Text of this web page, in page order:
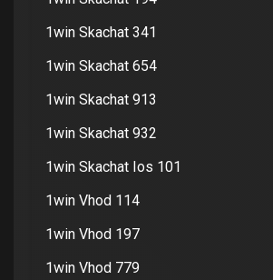
1win Skachat 341
1win Skachat 654
1win Skachat 913
1win Skachat 932
1win Skachat Ios 101
1win Vhod 114
1win Vhod 197
1win Vhod 779